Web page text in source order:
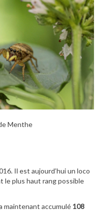
Menthe
Il est aujourd’hui un loco
le plus haut rang possible
maintenant accumulé 108